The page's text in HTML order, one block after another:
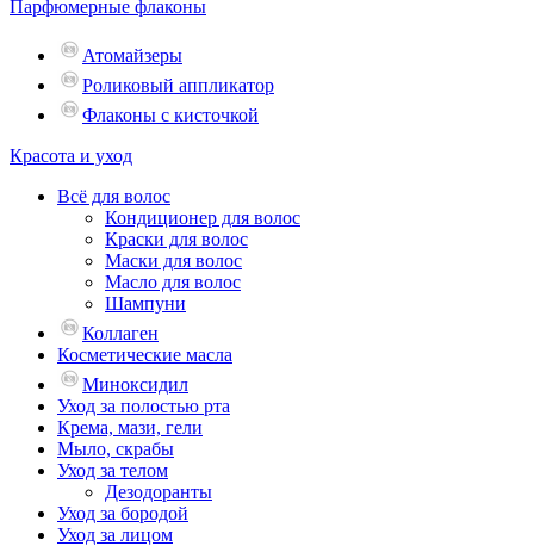
Парфюмерные флаконы
Атомайзеры
Роликовый аппликатор
Флаконы с кисточкой
Красота и уход
Всё для волос
Кондиционер для волос
Краски для волос
Маски для волос
Масло для волос
Шампуни
Коллаген
Косметические масла
Миноксидил
Уход за полостью рта
Крема, мази, гели
Мыло, скрабы
Уход за телом
Дезодоранты
Уход за бородой
Уход за лицом